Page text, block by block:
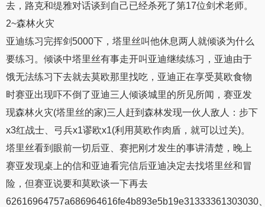
去，路克和缇雅对话谈到自己已经杀死了第17位剑术老师。
2~森林火灾
亚迪练习完挥剑5000下，塔里丝叫他休息两人就倾谈为什么
要练习。倾谈中塔里丝有事走开叫亚迪继续练习，亚迪由于
饿无法练习下去就去莫欧那里找吃，亚迪正在享受莫欧食物
时赛亚出现吓不倒了亚迪三人倾谈城里的所见所闻，赛亚发
现森林火灾(塔里丝的家)三人赶到森林发现一伙人敌人：步下
x3红战士、弓兵x1谬欧x1(利用莫欧作肉盾，就可以过关)。
塔里丝看到眼前一切后亚、赛把刚才发生的事讲清楚，晚上
赛亚发现桌上的信和亚迪看完信后亚迪决定去找塔里丝和冒
险，但赛亚说要和莫欧谈一下再去
62616964757a686964616fe4b893e5b19e31333361303030